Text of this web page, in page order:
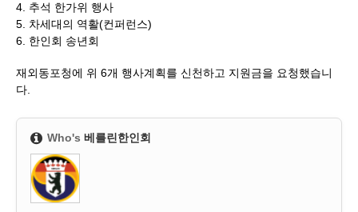
4. 추석 한가위 행사
5. 차세대의 역활(컨퍼런스)
6. 한인회 송년회
재외동포청에 위 6개 행사계획를 신천하고 지원금을 요청했습니
다.
Who's베를린한인회